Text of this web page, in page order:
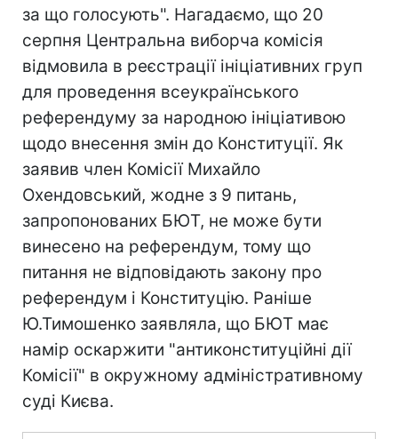
за що голосують". Нагадаємо, що 20
серпня Центральна виборча комісія
відмовила в реєстрації ініціативних груп
для проведення всеукраїнського
референдуму за народною ініціативою
щодо внесення змін до Конституції. Як
заявив член Комісії Михайло
Охендовський, жодне з 9 питань,
запропонованих БЮТ, не може бути
винесено на референдум, тому що
питання не відповідають закону про
референдум і Конституцію. Раніше
Ю.Тимошенко заявляла, що БЮТ має
намір оскаржити "антиконституційні дії
Комісії" в окружному адміністративному
суді Києва.